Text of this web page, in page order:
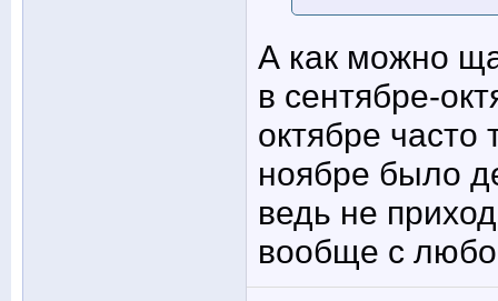
А как можно
в сентябре-
октябре часто
ноябре было
ведь не
вообще с